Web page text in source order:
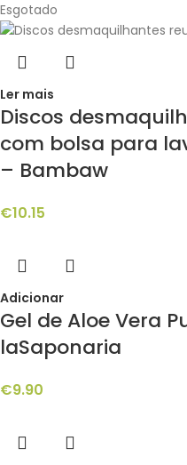
Esgotado
Ler mais
Discos
com bolsa para
– Bambaw
€10.15
Adicionar
Gel de Aloe Vera
laSaponaria
€9.90